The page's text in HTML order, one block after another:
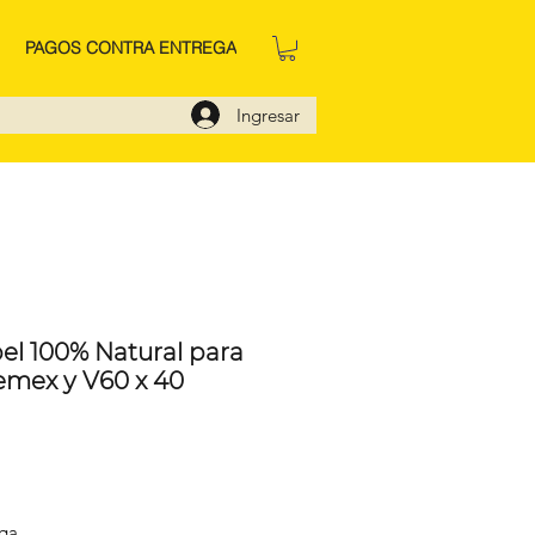
PAGOS CONTRA ENTREGA
Ingresar
100% Natural para
y V60 x 40